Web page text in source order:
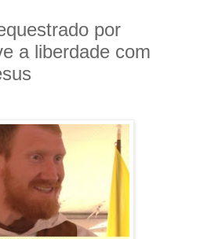
por
a liberdade com